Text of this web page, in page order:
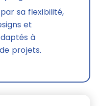
sa flexibilité,
et
à
projets.